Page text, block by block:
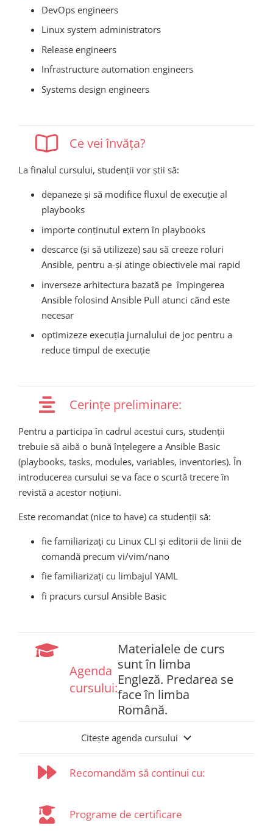
DevOps engineers
Linux system administrators
Release engineers
Infrastructure automation engineers
Systems design engineers
Ce vei învăța?
La finalul cursului, studenții vor știi să:
depaneze și să modifice fluxul de execuție al
playbooks
importe conținutul extern în playbooks
descarce (și să utilizeze) sau să creeze roluri
Ansible, pentru a-și atinge obiectivele mai rapid
inverseze arhitectura bazată pe împingerea
Ansible folosind Ansible Pull atunci când este
necesar
optimizeze execuția jurnalului de joc pentru a
reduce timpul de execuție
Cerințe preliminare:
Pentru a participa în cadrul acestui curs, studenții
trebuie să aibă o bună înțelegere a Ansible Basic
(playbooks, tasks, modules, variables, inventories). În
introducerea cursului se va face o scurtă trecere în
revistă a acestor noțiuni.
Este recomandat (nice to have) ca studenții să:
fie familiarizați cu Linux CLI și editorii de linii de
comandă precum vi/vim/nano
fie familiarizați cu limbajul YAML
fi pracurs cursul Ansible Basic
Agenda
cursului:
Materialele de curs
sunt în limba
Engleză. Predarea se
face în limba
Română.
Citește agenda cursului
Recomandăm să continui cu:
Programe de certificare